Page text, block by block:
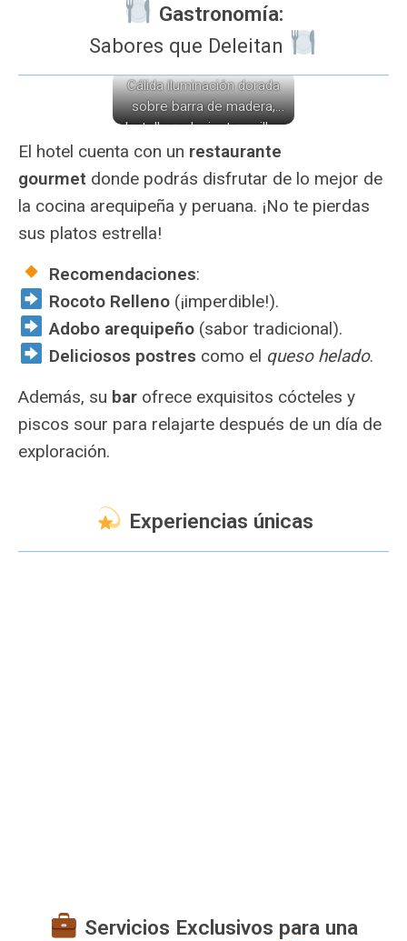
️ Gastronomía:
Sabores que Deleitan
Cálida iluminación dorada
sobre barra de madera,
botellas relucientes, sillas
de estilo colonial y mesas
acogedoras crean un
ambiente sofisticado y
acogedor.
El hotel cuenta con un restaurante
gourmet donde podrás disfrutar de lo mejor de
la cocina arequipeña y peruana. ¡No te pierdas
sus platos estrella!
Recomendaciones:
Rocoto Relleno(¡imperdible!).
Adobo arequipeño(sabor tradicional).
Deliciosos postres como el queso helado.
Además, su bar ofrece exquisitos cócteles y
piscos sour para relajarte después de un día de
exploración.
Experiencias únicas
Servicios Exclusivos para una